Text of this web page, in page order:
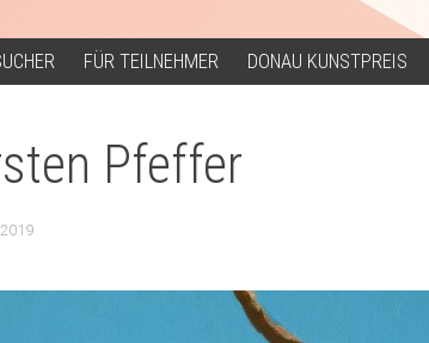
FÜR TEILNEHMER DONAU KUNSTPREIS
Pfeffer